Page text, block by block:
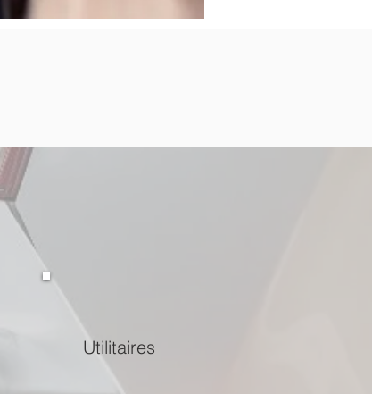
Utilitaires